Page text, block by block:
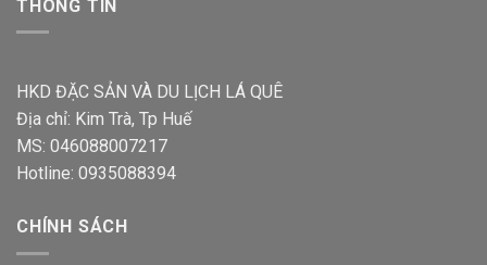
THÔNG TIN
HKD ĐẶC SẢN VÀ DU LỊCH LÁ QUÊ
Địa chỉ: Kim Trà, Tp Huế
MS: 046088007217
Hotline: 0935088394
CHÍNH SÁCH